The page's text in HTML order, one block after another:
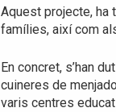
Aquest projecte,
famílies, així com
En concret, s’han
cuineres de
varis centres